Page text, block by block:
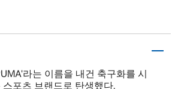
라는 이름을 내건 축구화를 시
포츠 브랜드로 탄생했다.